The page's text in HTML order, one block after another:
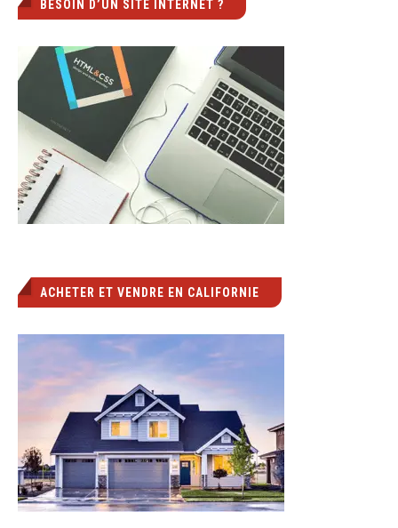
BESOIN D’UN SITE INTERNET ?
ACHETER ET VENDRE EN CALIFORNIE